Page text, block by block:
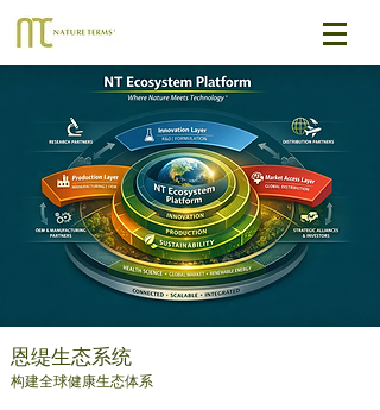
恩缇生态系统
构建全球健康生态体系